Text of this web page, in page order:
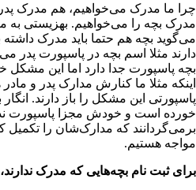
چرا ما مدرک می‌خواهیم، هم مدرک
مدرک بچه را می‌خواهیم. بهزیستی
می‌گوید بچه هم حتما باید مدرک
دارند مثلا اسم بچه در پاسپورت پدر
بچه پاسپورت جدا دارد اما این
اینکه مثلا ما کنارش مدارک پدر و
پاسپورتی این مشکل را باز دارند.
خورده است و خودش مجزا پاسپورت
برمی‌گردانند که مدارک‌شان را تکمیل
مواجه هستیم.
برای ثبت نام بچه‌هایی که مدرک